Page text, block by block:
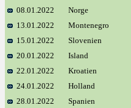
08.01.2022
Norge
13.01.2022
Montenegro
15.01.2022
Slovenien
20.01.2022
Island
22.01.2022
Kroatien
24.01.2022
Holland
28.01.2022
Spanien